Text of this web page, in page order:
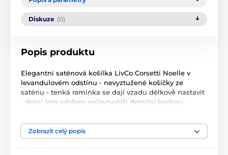
Diskuze (0)
Popis produktu
Elegantní saténová košilka LivCo Corsetti Noelle v
levandulovém odstínu - nevyztužené košíčky ze
saténu - tenká ramínka se dají vzadu délkově nastavit
- dolní lem zdoben nejjemnější detailní krajkou -
Zobrazit celý popis